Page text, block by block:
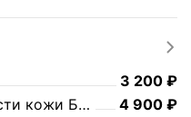
пластическая
неврология,
медицина,
веса
Цена
3200
3 200 ₽
Восстановление эластичности кожи Биоревитализация UP GRADE (1 процедура 2 мл)
Цена
4900
4 900 ₽